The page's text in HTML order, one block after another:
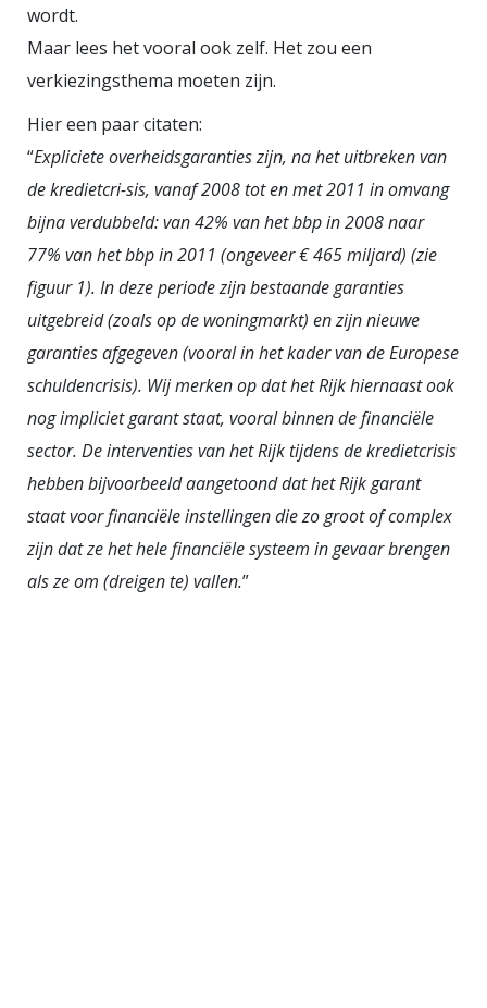
wordt.
Maar lees het vooral ook zelf. Het zou een
verkiezingsthema moeten zijn.
Hier een paar citaten:
“Expliciete overheidsgaranties zijn, na het uitbreken van
de kredietcri-sis, vanaf 2008 tot en met 2011 in omvang
bijna verdubbeld: van 42% van het bbp in 2008 naar
77% van het bbp in 2011 (ongeveer € 465 miljard) (zie
figuur 1). In deze periode zijn bestaande garanties
uitgebreid (zoals op de woningmarkt) en zijn nieuwe
garanties afgegeven (vooral in het kader van de Europese
schuldencrisis). Wij merken op dat het Rijk hiernaast ook
nog impliciet garant staat, vooral binnen de financiële
sector. De interventies van het Rijk tijdens de kredietcrisis
hebben bijvoorbeeld aangetoond dat het Rijk garant
staat voor financiële instellingen die zo groot of complex
zijn dat ze het hele financiële systeem in gevaar brengen
als ze om (dreigen te) vallen.”